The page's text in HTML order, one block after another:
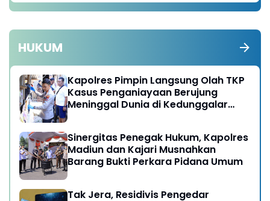
HUKUM
Kapolres Pimpin Langsung Olah TKP
Kasus Penganiayaan Berujung
Meninggal Dunia di Kedunggalar
Sinergitas Penegak Hukum, Kapolres
Madiun dan Kajari Musnahkan
Barang Bukti Perkara Pidana Umum
Tak Jera, Residivis Pengedar